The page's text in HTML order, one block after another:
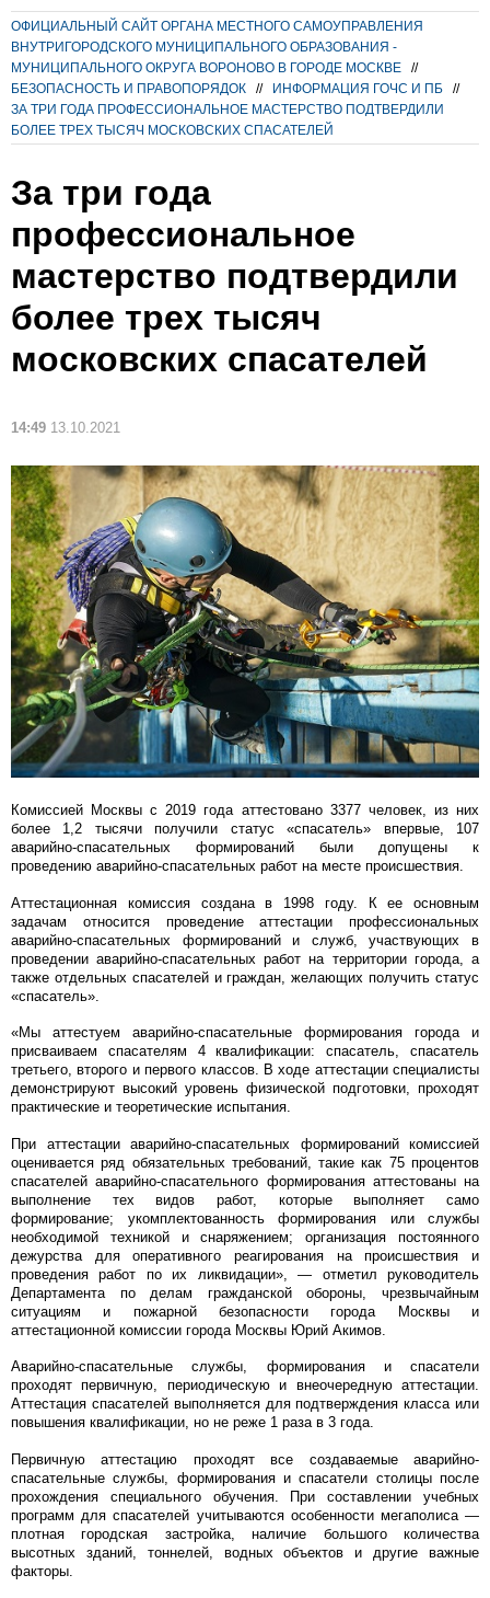
ОФИЦИАЛЬНЫЙ САЙТ ОРГАНА МЕСТНОГО САМОУПРАВЛЕНИЯ
ВНУТРИГОРОДСКОГО МУНИЦИПАЛЬНОГО ОБРАЗОВАНИЯ -
МУНИЦИПАЛЬНОГО ОКРУГА ВОРОНОВО В ГОРОДЕ МОСКВЕ
//
БЕЗОПАСНОСТЬ И ПРАВОПОРЯДОК
// ИНФОРМАЦИЯ ГОЧС И ПБ
//
ЗА ТРИ ГОДА ПРОФЕССИОНАЛЬНОЕ МАСТЕРСТВО ПОДТВЕРДИЛИ
БОЛЕЕ ТРЕХ ТЫСЯЧ МОСКОВСКИХ СПАСАТЕЛЕЙ
За три года
профессиональное
мастерство подтвердили
более трех тысяч
московских спасателей
14:49 13.10.2021
Комиссией Москвы с 2019 года аттестовано 3377 человек, из них
более 1,2 тысячи получили статус «спасатель» впервые, 107
аварийно-спасательных формирований были допущены к
проведению аварийно-спасательных работ на месте происшествия.
Аттестационная комиссия создана в 1998 году. К ее основным
задачам относится проведение аттестации профессиональных
аварийно-спасательных формирований и служб, участвующих в
проведении аварийно-спасательных работ на территории города, а
также отдельных спасателей и граждан, желающих получить статус
«спасатель».
«Мы аттестуем аварийно-спасательные формирования города и
присваиваем спасателям 4 квалификации: спасатель, спасатель
третьего, второго и первого классов. В ходе аттестации специалисты
демонстрируют высокий уровень физической подготовки, проходят
практические и теоретические испытания.
При аттестации аварийно-спасательных формирований комиссией
оценивается ряд обязательных требований, такие как 75 процентов
спасателей аварийно-спасательного формирования аттестованы на
выполнение тех видов работ, которые выполняет само
формирование; укомплектованность формирования или службы
необходимой техникой и снаряжением; организация постоянного
дежурства для оперативного реагирования на происшествия и
проведения работ по их ликвидации», — отметил руководитель
Департамента по делам гражданской обороны, чрезвычайным
ситуациям и пожарной безопасности города Москвы и
аттестационной комиссии города Москвы Юрий Акимов.
Аварийно-спасательные службы, формирования и спасатели
проходят первичную, периодическую и внеочередную аттестации.
Аттестация спасателей выполняется для подтверждения класса или
повышения квалификации, но не реже 1 раза в 3 года.
Первичную аттестацию проходят все создаваемые аварийно-
спасательные службы, формирования и спасатели столицы после
прохождения специального обучения. При составлении учебных
программ для спасателей учитываются особенности мегаполиса —
плотная городская застройка, наличие большого количества
высотных зданий, тоннелей, водных объектов и другие важные
факторы.